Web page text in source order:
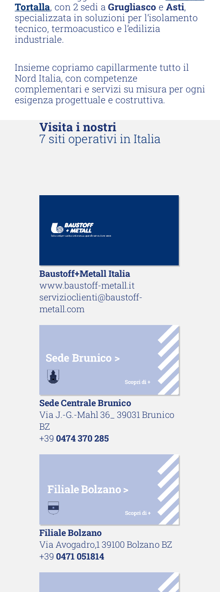
Tortalla, con 2 sedi a Grugliasco e Asti,
specializzata in soluzioni per l’isolamento
tecnico, termoacustico e l’edilizia
industriale.
Insieme copriamo capillarmente tutto il
Nord Italia, con competenze
complementari e servizi su misura per ogni
esigenza progettuale e costruttiva.
Visita i nostri
7 siti operativi in Italia
Baustoff+Metall Italia
www.baustoff-metall.it
servizioclienti@baustoff-
metall.com
Sede Centrale Brunico
Via J.-G.-Mahl 36_ 39031 Brunico
BZ
+39 0474 370 285
Filiale Bolzano
Via Avogadro,1 39100 Bolzano BZ
+39 0471 051814